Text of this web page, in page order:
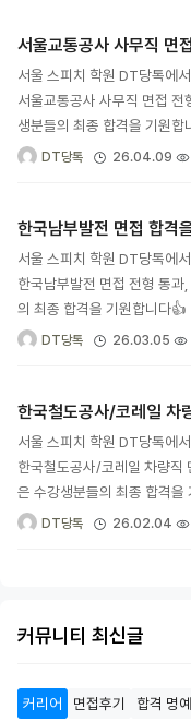
서울교통공사 사무직 면
서울 스피치 학원 DT당톡에
서울교통공사 사무직 면접
생분들의 최종 합격을 기원합
DT당톡 26.04.09
한국남부발전 면접 합격
서울 스피치 학원 DT당톡에
한국남부발전 면접 전형 통
의 최종 합격을 기원합니다👍
DT당톡 26.03.05
한국철도공사/코레일 차
서울 스피치 학원 DT당톡에
한국철도공사/코레일 차량직
은 수강생분들의 최종 합격을
DT당톡 26.02.04
커뮤니티 최신글
커리어 면접후기 합격 명